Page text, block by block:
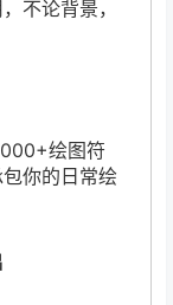
不论背景，
绘图符
你的日常绘